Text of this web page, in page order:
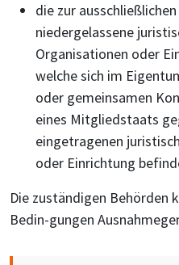
die zur
niedergelassene
Organisationen oder
welche sich im
oder gemeinsamen
eines Mitgliedstaats
eingetragenen
oder Einrichtung
Die zuständigen Behörden
Bedin-gungen